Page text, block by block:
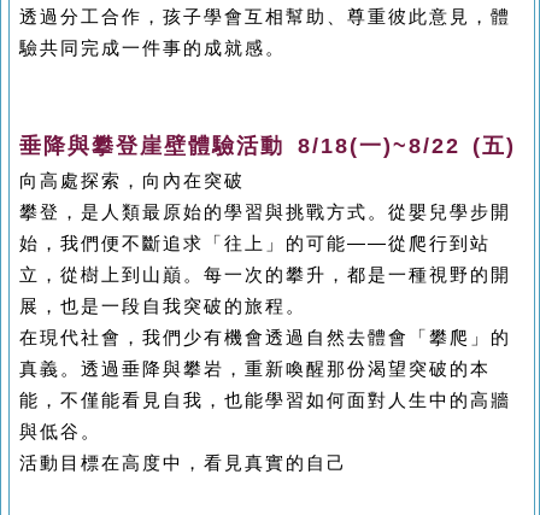
透過分工合作，孩子學會互相幫助、尊重彼此意見，體
驗共同完成一件事的成就感。
垂降與攀登崖壁體驗活動 8/18(一)~8/22 (五)
向高處探索，向內在突破
攀登，是人類最原始的學習與挑戰方式。從嬰兒學步開
始，我們便不斷追求「往上」的可能——從爬行到站
立，從樹上到山巔。每一次的攀升，都是一種視野的開
展，也是一段自我突破的旅程。
在現代社會，我們少有機會透過自然去體會「攀爬」的
真義。透過垂降與攀岩，重新喚醒那份渴望突破的本
能，不僅能看見自我，也能學習如何面對人生中的高牆
與低谷。
活動目標在高度中，看見真實的自己